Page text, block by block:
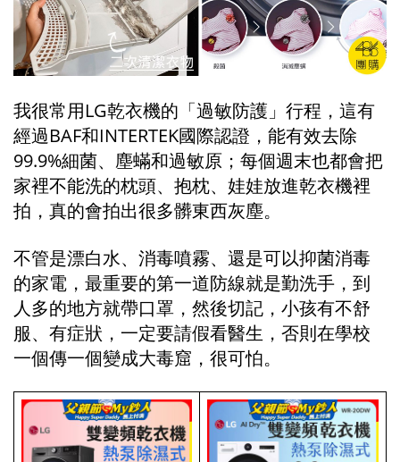
我很常用LG乾衣機的「過敏防護」行程，這有
經過BAF和INTERTEK國際認證，能有效去除
99.9%細菌、塵蟎和過敏原；每個週末也都會把
家裡不能洗的枕頭、抱枕、娃娃放進乾衣機裡
拍，真的會拍出很多髒東西灰塵。
不管是漂白水、消毒噴霧、還是可以抑菌消毒
的家電，最重要的第一道防線就是勤洗手，到
人多的地方就帶口罩，然後切記，小孩有不舒
服、有症狀，一定要請假看醫生，否則在學校
一個傳一個變成大毒窟，很可怕。